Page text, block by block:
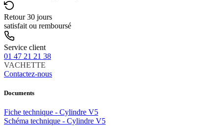
Retour 30 jours
satisfait ou remboursé
Service client
01 47 21 21 38
VACHETTE
Contactez-nous
Documents
Fiche technique - Cylindre V5
Schéma technique - Cylindre V5